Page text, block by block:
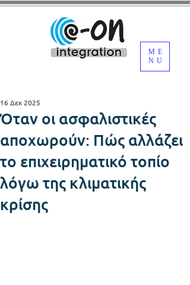
ME
NU
Όταν οι ασφαλιστικές
αποχωρούν: Πώς αλλάζει
το επιχειρηματικό τοπίο
λόγω της κλιματικής
κρίσης
16 Δεκ 2025